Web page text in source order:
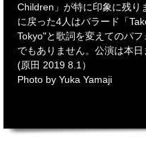
Children」が特に印象に残り
に戻った4人はバラード「
Tokyo"と歌詞を変えてのパ
でもありません。公演は本日
(原田 2019 8.1）
Photo by Yuka Yamaji